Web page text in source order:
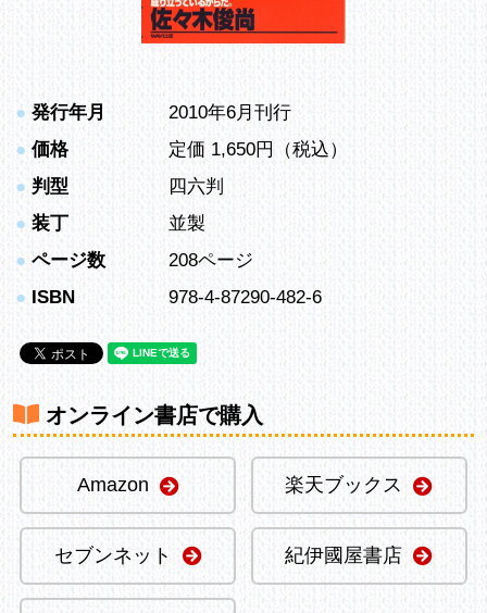
● 発行年月
2010年6月刊行
● 価格
定価 1,650円（税込）
● 判型
四六判
● 装丁
並製
● ページ数
208ページ
● ISBN 978-4-87290-482-6
オンライン書店で購入
Amazon 楽天ブックス
セブンネット 紀伊國屋書店